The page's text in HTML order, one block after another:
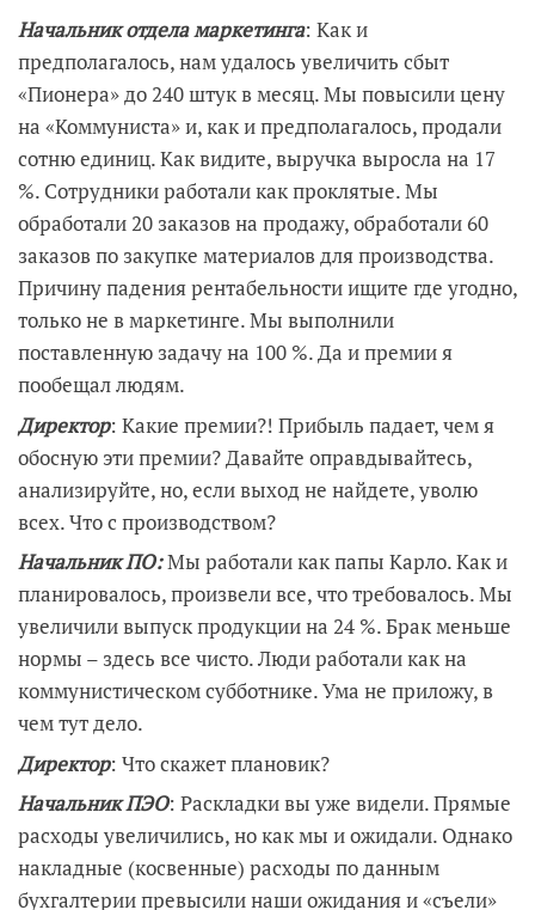
Начальник отдела маркетинга: Как и
предполагалось, нам удалось увеличить сбыт
«Пионера» до 240 штук в месяц. Мы повысили цену
на «Коммуниста» и, как и предполагалось, продали
сотню единиц. Как видите, выручка выросла на 17
%. Сотрудники работали как проклятые. Мы
обработали 20 заказов на продажу, обработали 60
заказов по закупке материалов для производства.
Причину падения рентабельности ищите где угодно,
только не в маркетинге. Мы выполнили
поставленную задачу на 100 %. Да и премии я
пообещал людям.
Директор: Какие премии?! Прибыль падает, чем я
обосную эти премии? Давайте оправдывайтесь,
анализируйте, но, если выход не найдете, уволю
всех. Что с производством?
Начальник ПО:Мы работали как папы Карло. Как и
планировалось, произвели все, что требовалось. Мы
увеличили выпуск продукции на 24 %. Брак меньше
нормы – здесь все чисто. Люди работали как на
коммунистическом субботнике. Ума не приложу, в
чем тут дело.
Директор: Что скажет плановик?
Начальник ПЭО: Раскладки вы уже видели. Прямые
расходы увеличились, но как мы и ожидали. Однако
накладные (косвенные) расходы по данным
бухгалтерии превысили наши ожидания и «съели»